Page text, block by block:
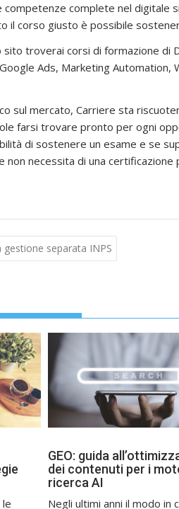
competenze complete nel digitale
il corso giusto è possibile
sito troverai corsi di formazione di
Ads, Marketing Automation,
sul mercato, Carriere sta
farsi trovare pronto per ogni
di sostenere un esame e se
necessita di una certificazione
separata INPS
le
GEO: guida
dei contenuti per i
ricerca AI
Negli ultimi anni il modo in